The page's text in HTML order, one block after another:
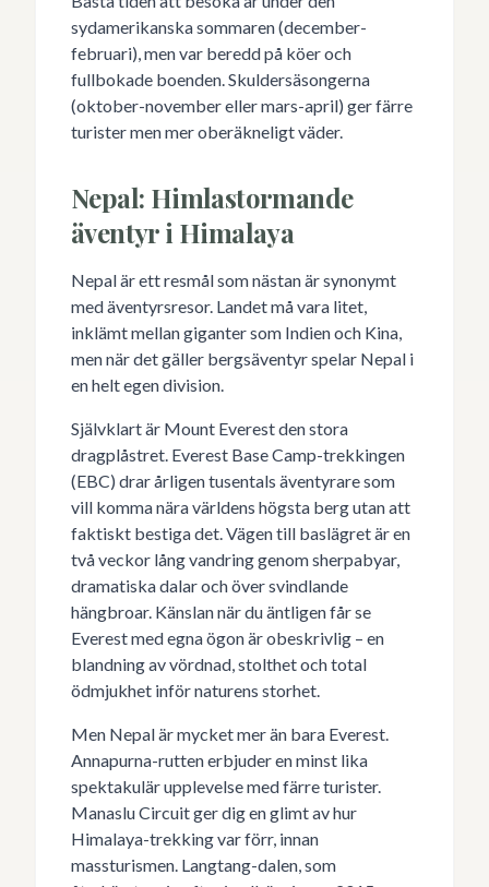
sydamerikanska sommaren (december-
februari), men var beredd på köer och
fullbokade boenden. Skuldersäsongerna
(oktober-november eller mars-april) ger färre
turister men mer oberäkneligt väder.
Nepal: Himlastormande
äventyr i Himalaya
Nepal är ett resmål som nästan är synonymt
med äventyrsresor. Landet må vara litet,
inklämt mellan giganter som Indien och Kina,
men när det gäller bergsäventyr spelar Nepal i
en helt egen division.
Självklart är Mount Everest den stora
dragplåstret. Everest Base Camp-trekkingen
(EBC) drar årligen tusentals äventyrare som
vill komma nära världens högsta berg utan att
faktiskt bestiga det. Vägen till baslägret är en
två veckor lång vandring genom sherpabyar,
dramatiska dalar och över svindlande
hängbroar. Känslan när du äntligen får se
Everest med egna ögon är obeskrivlig – en
blandning av vördnad, stolthet och total
ödmjukhet inför naturens storhet.
Men Nepal är mycket mer än bara Everest.
Annapurna-rutten erbjuder en minst lika
spektakulär upplevelse med färre turister.
Manaslu Circuit ger dig en glimt av hur
Himalaya-trekking var förr, innan
massturismen. Langtang-dalen, som